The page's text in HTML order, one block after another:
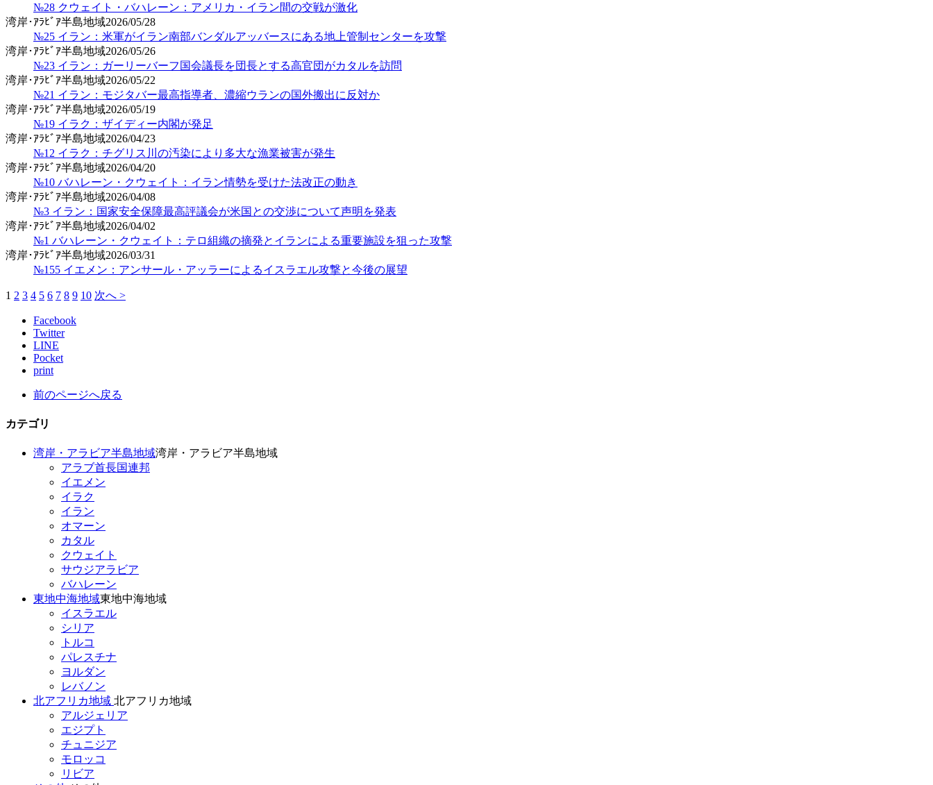
№28 クウェイト・バハレーン：アメリカ・イラン間の交戦が激化
湾岸･ｱﾗﾋﾞｱ半島地域2026/05/28
№25 イラン：米軍がイラン南部バンダルアッバースにある地上管制センターを攻撃
湾岸･ｱﾗﾋﾞｱ半島地域2026/05/26
№23 イラン：ガーリーバーフ国会議長を団長とする高官団がカタルを訪問
湾岸･ｱﾗﾋﾞｱ半島地域2026/05/22
№21 イラン：モジタバー最高指導者、濃縮ウランの国外搬出に反対か
湾岸･ｱﾗﾋﾞｱ半島地域2026/05/19
№19 イラク：ザイディー内閣が発足
湾岸･ｱﾗﾋﾞｱ半島地域2026/04/23
№12 イラク：チグリス川の汚染により多大な漁業被害が発生
湾岸･ｱﾗﾋﾞｱ半島地域2026/04/20
№10 バハレーン・クウェイト：イラン情勢を受けた法改正の動き
湾岸･ｱﾗﾋﾞｱ半島地域2026/04/08
№3 イラン：国家安全保障最高評議会が米国との交渉について声明を発表
湾岸･ｱﾗﾋﾞｱ半島地域2026/04/02
№1 バハレーン・クウェイト：テロ組織の摘発とイランによる重要施設を狙った攻撃
湾岸･ｱﾗﾋﾞｱ半島地域2026/03/31
№155 イエメン：アンサール・アッラーによるイスラエル攻撃と今後の展望
1 2 3 4 5 6 7 8 9 10 次へ >
Facebook
Twitter
LINE
Pocket
print
前のページへ戻る
カテゴリ
湾岸・アラビア半島地域湾岸・アラビア半島地域
アラブ首長国連邦
イエメン
イラク
イラン
オマーン
カタル
クウェイト
サウジアラビア
バハレーン
東地中海地域東地中海地域
イスラエル
シリア
トルコ
パレスチナ
ヨルダン
レバノン
北アフリカ地域 北アフリカ地域
アルジェリア
エジプト
チュニジア
モロッコ
リビア